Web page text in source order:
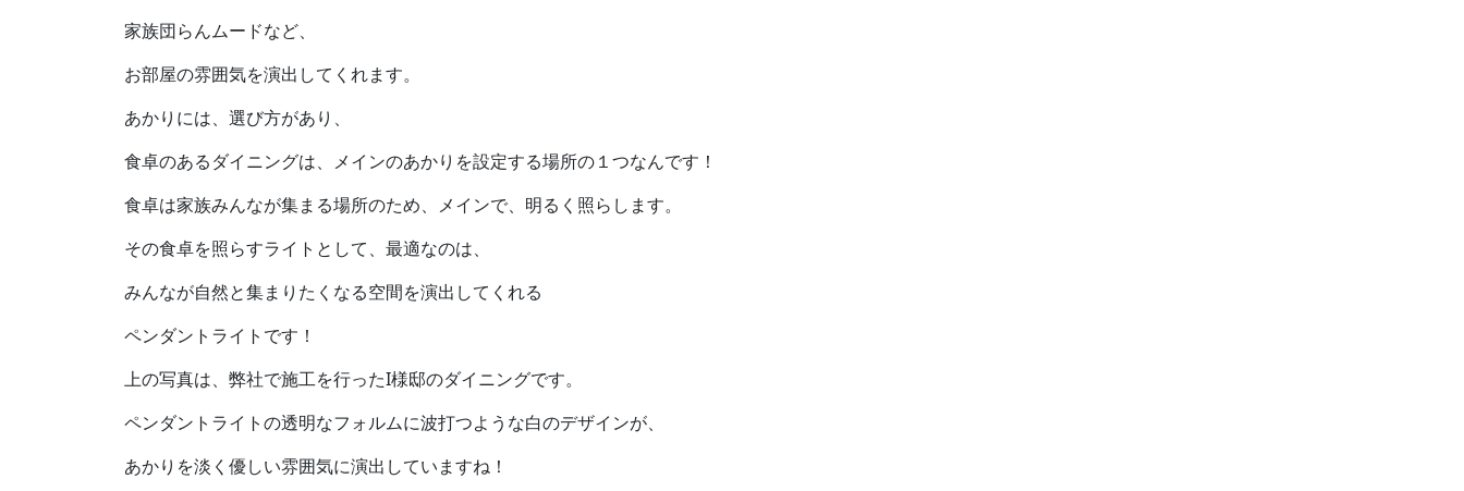
家族団らんムードなど、
お部屋の雰囲気を演出してくれます。
あかりには、選び方があり、
食卓のあるダイニングは、メインのあかりを設定する場所の１つなんです！
食卓は家族みんなが集まる場所のため、メインで、明るく照らします。
その食卓を照らすライトとして、最適なのは、
みんなが自然と集まりたくなる空間を演出してくれる
ペンダントライトです！
上の写真は、弊社で施工を行ったI様邸のダイニングです。
ペンダントライトの透明なフォルムに波打つような白のデザインが、
あかりを淡く優しい雰囲気に演出していますね！